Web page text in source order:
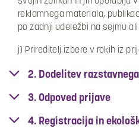
reklamnega materiala,
po zadnji udeležbi na sejmu
j) Prireditelj izbere v rokih iz
2. Dodelitev
3. Odpoved prijave
4. Registracija in